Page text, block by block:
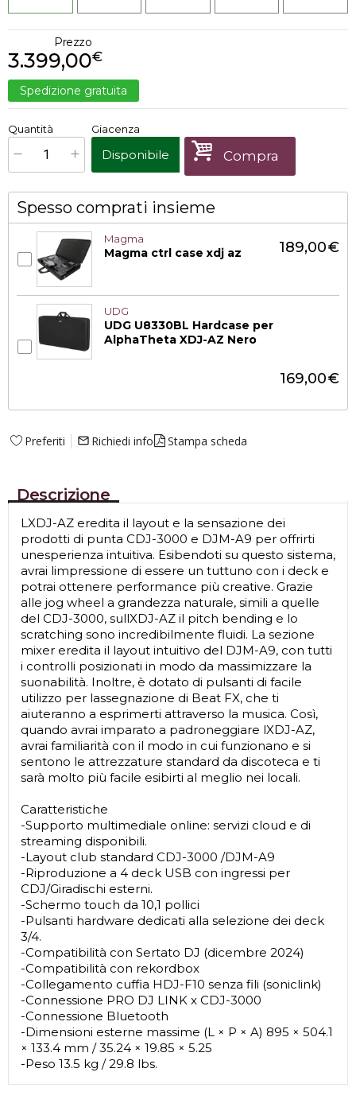
Prezzo
€
3.399,00
Spedizione gratuita
x1 Prezzo finale:€3.399,00
Quantità Giacenza
Disponibile Compra
Spesso comprati insieme
Magma
Magma ctrl case xdj az €
189,00
UDG
UDG U8330BL Hardcase per
AlphaTheta XDJ-AZ Nero
€
169,00
Preferiti mail_outline Richiedi info Stampa scheda
Descrizione
LXDJ-AZ eredita il layout e la sensazione dei
prodotti di punta CDJ-3000 e DJM-A9 per offrirti
unesperienza intuitiva. Esibendoti su questo sistema,
avrai limpressione di essere un tuttuno con i deck e
potrai ottenere performance più creative. Grazie
alle jog wheel a grandezza naturale, simili a quelle
del CDJ-3000, sullXDJ-AZ il pitch bending e lo
scratching sono incredibilmente fluidi. La sezione
mixer eredita il layout intuitivo del DJM-A9, con tutti
i controlli posizionati in modo da massimizzare la
suonabilità. Inoltre, è dotato di pulsanti di facile
utilizzo per lassegnazione di Beat FX, che ti
aiuteranno a esprimerti attraverso la musica. Così,
quando avrai imparato a padroneggiare lXDJ-AZ,
avrai familiarità con il modo in cui funzionano e si
sentono le attrezzature standard da discoteca e ti
sarà molto più facile esibirti al meglio nei locali.
Caratteristiche
-Supporto multimediale online: servizi cloud e di
streaming disponibili.
-Layout club standard CDJ-3000 /DJM-A9
-Riproduzione a 4 deck USB con ingressi per
CDJ/Giradischi esterni.
-Schermo touch da 10,1 pollici
-Pulsanti hardware dedicati alla selezione dei deck
3/4.
-Compatibilità con Sertato DJ (dicembre 2024)
-Compatibilità con rekordbox
-Collegamento cuffia HDJ-F10 senza fili (soniclink)
-Connessione PRO DJ LINK x CDJ-3000
-Connessione Bluetooth
-Dimensioni esterne massime (L × P × A) 895 × 504.1
× 133.4 mm / 35.24 × 19.85 × 5.25
-Peso 13.5 kg / 29.8 lbs.